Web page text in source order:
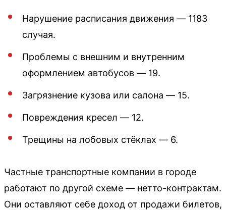
Нарушение расписания движения — 1183
случая.
Проблемы с внешним и внутренним
оформлением автобусов — 19.
Загрязнение кузова или салона — 15.
Повреждения кресел — 12.
Трещины на лобовых стёклах — 6.
Частные транспортные компании в городе
работают по другой схеме — нетто-контрактам.
Они оставляют себе доход от продажи билетов,